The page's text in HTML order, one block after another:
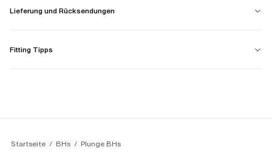
Lieferung und Rücksendungen
Fitting Tipps
Startseite BHs Plunge BHs